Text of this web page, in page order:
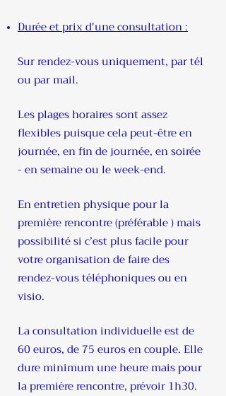
Durée et prix d'une consultation :
Sur rendez-vous uniquement, par tél
ou par mail.
Les plages horaires sont assez
flexibles puisque cela peut-être en
journée, en fin de journée, en soirée
- en semaine ou le week-end.
En entretien physique pour la
première rencontre (préférable ) mais
possibilité si c’est plus facile pour
votre organisation de faire des
rendez-vous téléphoniques ou en
visio.
La consultation individuelle est de
60 euros, de 75 euros en couple. Elle
dure minimum une heure mais pour
la première rencontre, prévoir 1h30.